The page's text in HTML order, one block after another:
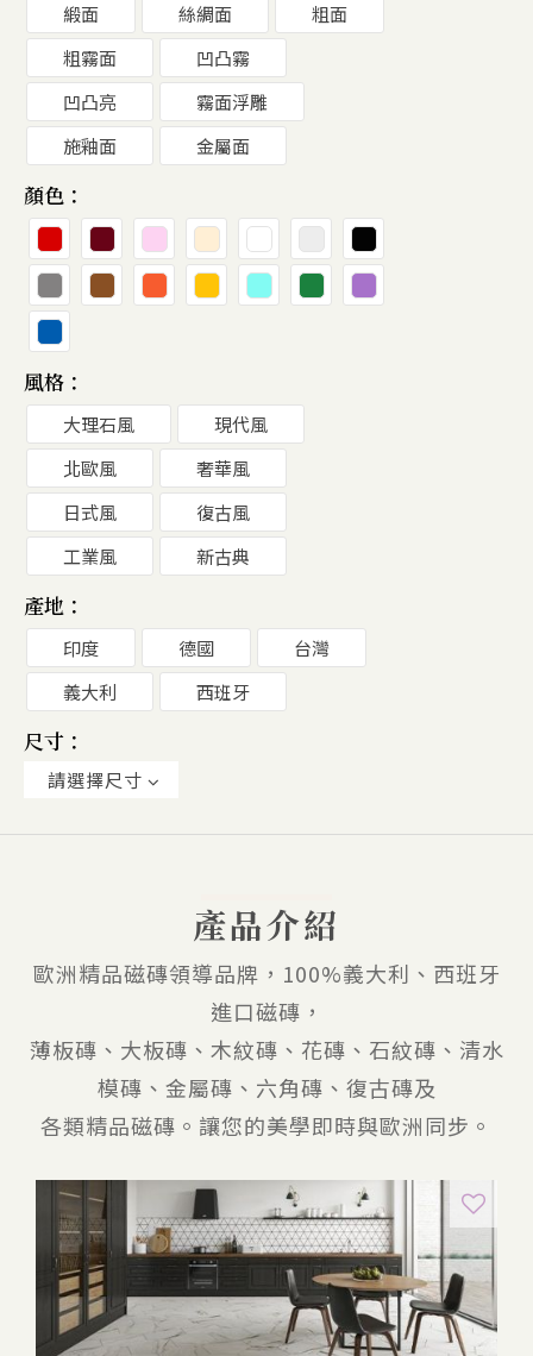
緞面
絲綢面
粗面
粗霧面
凹凸霧
凹凸亮
霧面浮雕
施釉面
金屬面
顏色：
風格：
大理石風
現代風
北歐風
奢華風
日式風
復古風
工業風
新古典
產地：
印度 德國
台灣
義大利
西班牙
尺寸：
請選擇尺寸
產品介紹
歐洲精品磁磚領導品牌，100%義大利、西班牙
進口磁磚，
薄板磚、大板磚、木紋磚、花磚、石紋磚、清水
模磚、金屬磚、六角磚、復古磚及
各類精品磁磚。讓您的美學即時與歐洲同步。